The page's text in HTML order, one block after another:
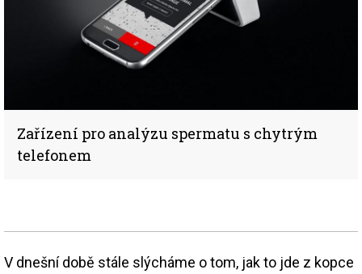
Zařízení pro analýzu spermatu s chytrým
telefonem
V dnešní době stále slýcháme o tom, jak to jde z kopce